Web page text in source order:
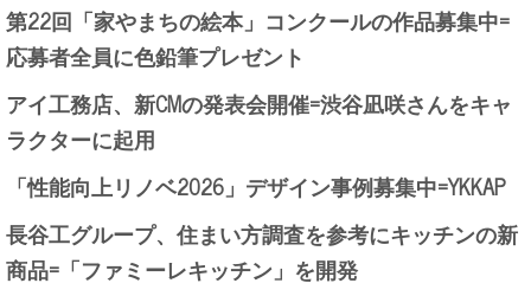
第22回「家やまちの絵本」コンクールの作品募集中=
応募者全員に色鉛筆プレゼント
アイ工務店、新CMの発表会開催=渋谷凪咲さんをキャ
ラクターに起用
「性能向上リノベ2026」デザイン事例募集中=YKKAP
長谷工グループ、住まい方調査を参考にキッチンの新
商品=「ファミーレキッチン」を開発